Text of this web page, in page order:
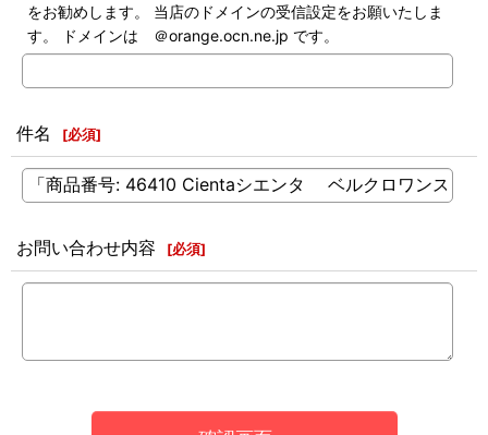
をお勧めします。 当店のドメインの受信設定をお願いたしま
す。 ドメインは ＠orange.ocn.ne.jp です。
件名 [必須]
お問い合わせ内容 [必須]